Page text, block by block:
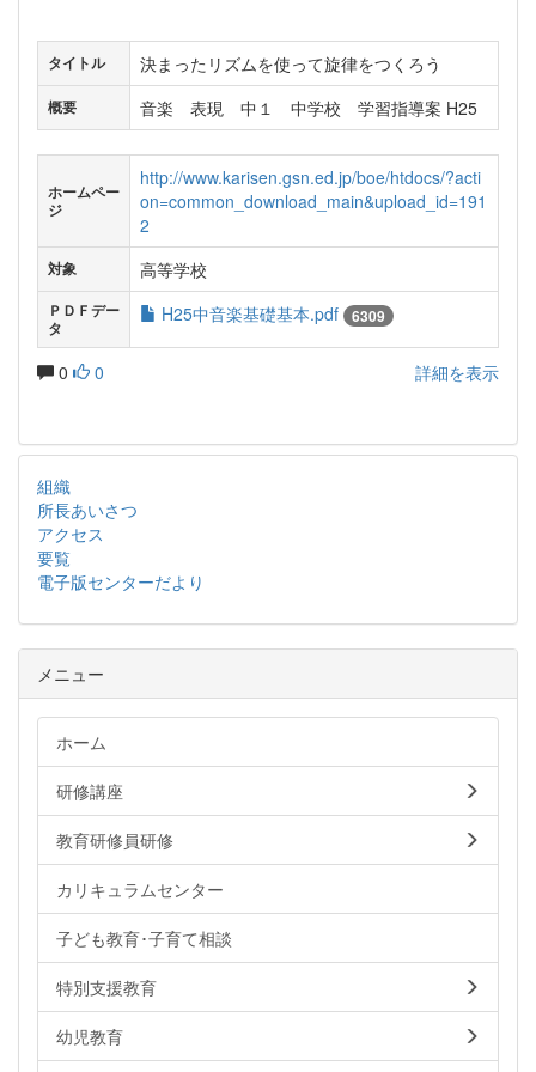
タイトル 決まったリズムを使って旋律をつくろう
概要 音楽 表現 中１ 中学校 学習指導案 H25
ホームペー
ジ
http://www.karisen.gsn.ed.jp/boe/htdocs/?acti
on=common_download_main&upload_id=191
2
対象 高等学校
ＰＤＦデー
タ
H25中音楽基礎基本.pdf 6309
0 0 詳細を表示
組織
所長あいさつ
アクセス
要覧
電子版センターだより
メニュー
ホーム
研修講座
教育研修員研修
カリキュラムセンター
子ども教育･子育て相談
特別支援教育
幼児教育